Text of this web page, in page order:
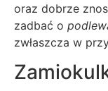
oraz dobrze
zadbać o
zwłaszcza w